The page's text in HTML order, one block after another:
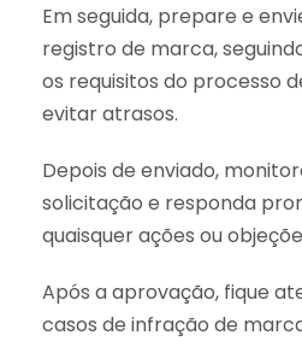
Em seguida, prepare e
registro de marca,
os requisitos do processo
evitar atrasos.
Depois de enviado,
solicitação e responda
quaisquer ações ou
Após a aprovação, fique
casos de infração de